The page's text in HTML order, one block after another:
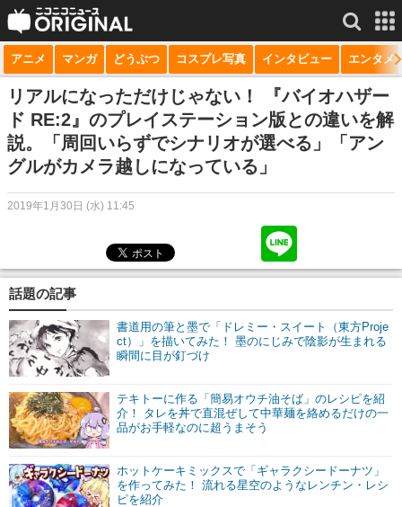
サービス一覧 もっと見る
niconico
動画
生放送
ニュース
マンガ
ニコニコQ
アニメ マンガ どうぶつ コスプレ写真 インタビュー エンタメ
リアルになっただけじゃない！ 『バイオハザー
ド RE:2』のプレイステーション版との違いを解
説。「周回いらずでシナリオが選べる」「アン
グルがカメラ越しになっている」
2019年1月30日 (水) 11:45
話題の記事
書道用の筆と墨で「ドレミー・スイート（東方Proje
ct）」を描いてみた！ 墨のにじみで陰影が生まれる
瞬間に目が釘づけ
テキトーに作る「簡易オウチ油そば」のレシピを紹
介！ タレを丼で直混ぜして中華麺を絡めるだけの一
品がお手軽なのに超うまそう
ホットケーキミックスで「ギャラクシードーナツ」
を作ってみた！ 流れる星空のようなレンチン・レシ
ピを紹介